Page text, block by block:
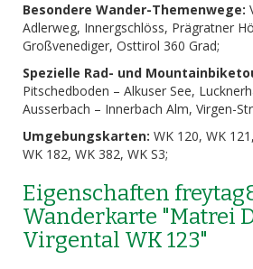
Besondere Wander-Themenwege:
Adlerweg, Innergschlöss, Prägratner
Großvenediger, Osttirol 360 Grad;
Spezielle Rad- und
Pitschedboden – Alkuser See,
Ausserbach – Innerbach Alm, Virgen-
Umgebungskarten: WK 120, WK
WK 182, WK 382, WK S3;
Eigenschaften
Wanderkarte "Matrei
Virgental WK 123"